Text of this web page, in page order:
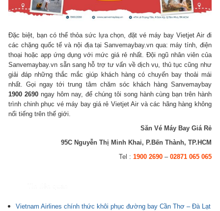
Đặc biệt, bạn có thể thỏa sức lựa chọn, đặt vé máy bay Vietjet Air đi
các chặng quốc tế và nội địa tại Sanvemaybay.vn qua: máy tính, điện
thoại hoặc app ứng dụng với mức giá rẻ nhất. Đội ngũ nhân viên của
Sanvemaybay.vn sẵn sang hỗ trợ tư vấn về dịch vụ, thủ tục cũng như
giải đáp những thắc mắc giúp khách hàng có chuyến bay thoải mái
nhất. Gọi ngay tới trung tâm chăm sóc khách hàng Sanvemaybay
1900 2690 ngay hôm nay, để chúng tôi song hành cùng bạn trên hành
trình chinh phục vé máy bay giá rẻ Vietjet Air và các hãng hàng không
nổi tiếng trên thế giới.
Săn Vé Máy Bay Giá Rẻ
95C Nguyễn Thị Minh Khai, P.Bến Thành, TP.HCM
Tel : 1900 2690– 02871 065 065
Vietnam Airlines chính thức khôi phục đường bay Cần Thơ – Đà Lạt